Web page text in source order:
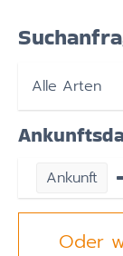
Ankunft
Oder